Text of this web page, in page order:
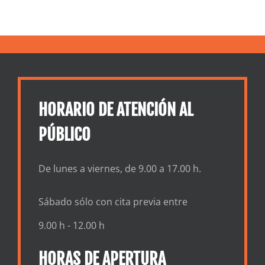
HORARIO DE ATENCIÓN AL
PÚBLICO
De lunes a viernes, de 9.00 a 17.00 h.
Sábado sólo con cita previa entre
9.00 h - 12.00 h
HORAS DE APERTURA